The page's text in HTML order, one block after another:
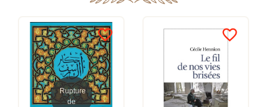
favorite_border
Rupture
de
favorite_border